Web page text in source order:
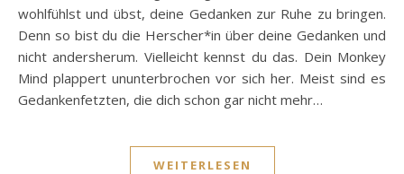
wohlfühlst und übst, deine Gedanken zur Ruhe zu bringen.
Denn so bist du die Herscher*in über deine Gedanken und
nicht andersherum. Vielleicht kennst du das. Dein Monkey
Mind plappert ununterbrochen vor sich her. Meist sind es
Gedankenfetzten, die dich schon gar nicht mehr…
WEITERLESEN